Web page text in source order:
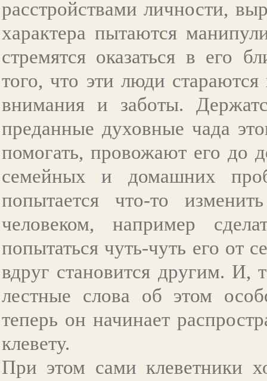
расстройствами личности,
характера пытаются
стремятся оказаться в его
того, что эти люди
внимания и заботы.
преданные духовные чада
помогать, провожают его до
семейных и домашних
попытается что-то
человеком, например
попытаться чуть-чуть его от
вдруг становится другим. И,
лестные слова об этом
теперь он начинает
клевету.
При этом сами клеветники